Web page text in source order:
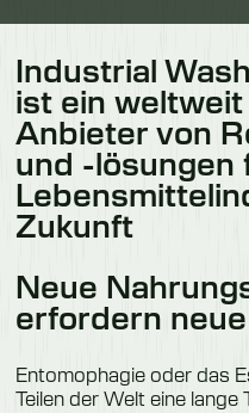
Industrial
ist ein
Anbieter von
und -lösungen
Zukunft
Neue
erfordern
Entomophagie oder das
Teilen der Welt eine